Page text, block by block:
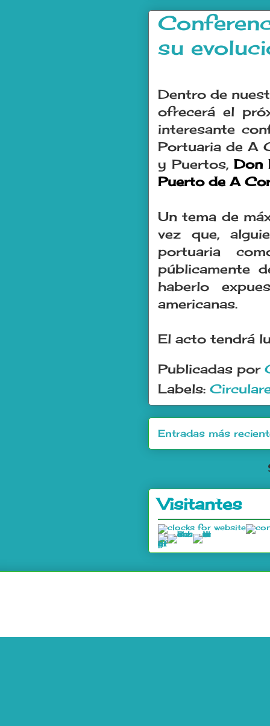
su
Dentro de
ofrecerá el
interesante
Portuaria de A
y Puertos,Don
Puerto de A
Un tema de
vez que,
portuaria
públicamente
haberlo
americanas.
El acto tendrá
Publicadas por
Labels:
Entradas más
Visitantes